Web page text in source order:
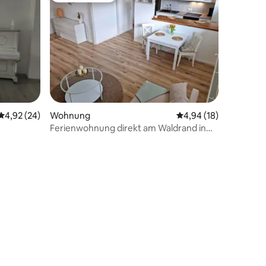
Bewertung: 4,92 von 5, 24 Bewertungen
4,92 (24)
Wohnung Durchschnittliche
4,94 (18)
Ferienwohnung direkt am Waldrand in